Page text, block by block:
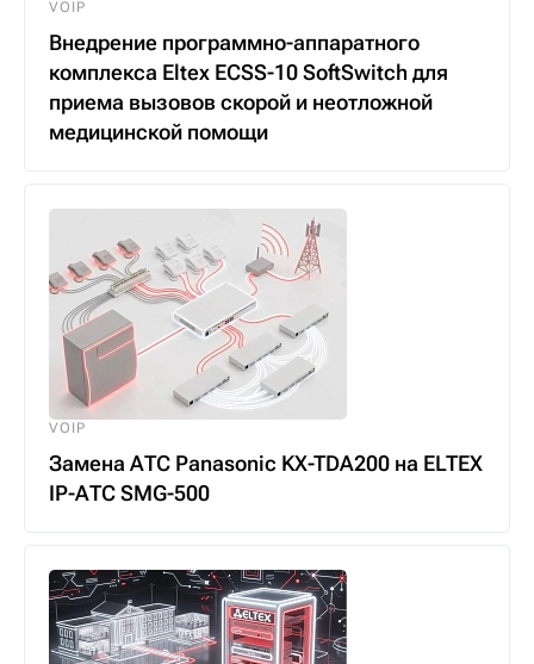
VOIP
Внедрение программно-аппаратного
комплекса Eltex ECSS-10 SoftSwitch для
приема вызовов скорой и неотложной
медицинской помощи
VOIP
Замена АТС Panasonic KX-TDA200 на ELTEX
IP-АТС SMG-500